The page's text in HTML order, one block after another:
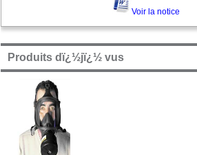
Voir la notice
Produits dï¿½jï¿½ vus